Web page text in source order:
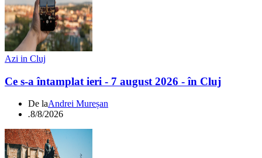
Azi in Cluj
Ce s-a întamplat ieri - 7 august 2026 - în Cluj
De laAndrei Mureșan
.8/8/2026